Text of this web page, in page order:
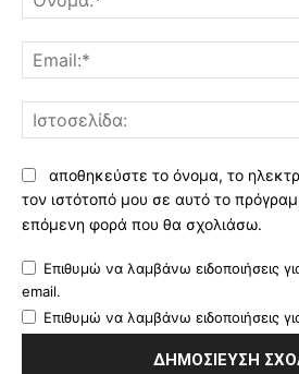
αποθηκεύστε το όνομα, το
τον ιστότοπό μου σε αυτό το
επόμενη φορά που θα σχολιάσω.
Επιθυμώ να λαμβάνω ειδοποιήσεις
email.
Επιθυμώ να λαμβάνω ειδοποιήσεις